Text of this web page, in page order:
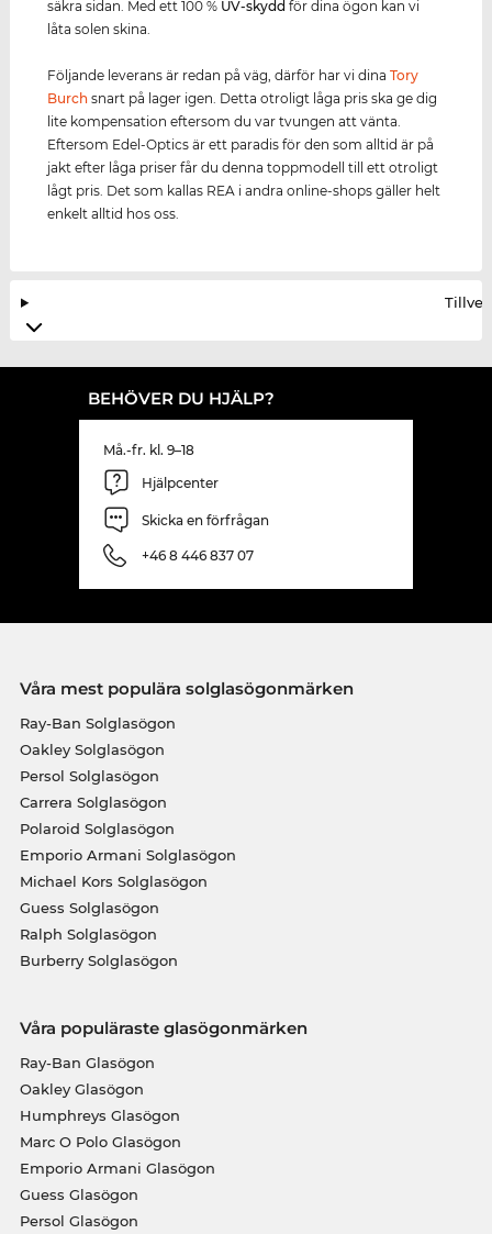
säkra sidan. Med ett 100 % UV-skydd för dina ögon kan vi
låta solen skina.
Följande leverans är redan på väg, därför har vi dinaTory
Burch snart på lager igen. Detta otroligt låga pris ska ge dig
lite kompensation eftersom du var tvungen att vänta.
Eftersom Edel-Optics är ett paradis för den som alltid är på
jakt efter låga priser får du denna toppmodell till ett otroligt
lågt pris. Det som kallas REA i andra online-shops gäller helt
enkelt alltid hos oss.
BEHÖVER DU HJÄLP?
Må.-fr. kl. 9–18
Hjälpcenter
Skicka en förfrågan
+46 8 446 837 07
Våra mest populära solglasögonmärken
Ray-Ban Solglasögon
Oakley Solglasögon
Persol Solglasögon
Carrera Solglasögon
Polaroid Solglasögon
Emporio Armani Solglasögon
Michael Kors Solglasögon
Guess Solglasögon
Ralph Solglasögon
Burberry Solglasögon
Våra populäraste glasögonmärken
Ray-Ban Glasögon
Oakley Glasögon
Humphreys Glasögon
Marc O Polo Glasögon
Emporio Armani Glasögon
Guess Glasögon
Persol Glasögon